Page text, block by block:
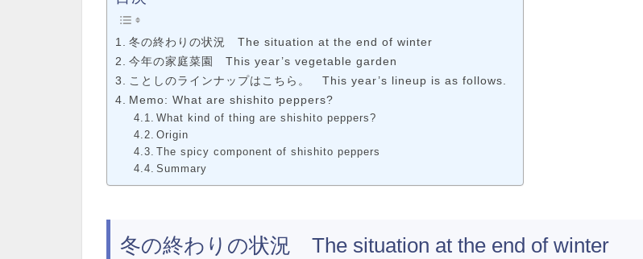
冬の終わりの状況 The situation at the end of winter
今年の家庭菜園 This year’s vegetable garden
ことしのラインナップはこちら。 This year’s lineup is as follows.
Memo: What are shishito peppers?
What kind of thing are shishito peppers?
Origin
The spicy component of shishito peppers
Summary
冬の終わりの状況 The situation at the end of winter